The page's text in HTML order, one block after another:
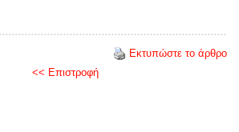
Εκτυπώστε το άρθρο
<< Επιστροφή